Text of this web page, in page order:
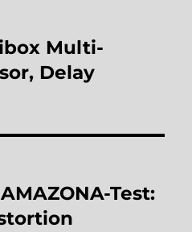
Multi-
Delay
Test: